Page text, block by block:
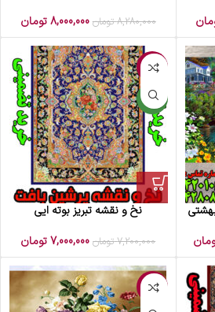
8,280,000 تومان 8,000,000 تومان
-3%
جدید
نخ و نقشه تبریز بوته ایی
7,200,000 تومان 7,000,000 تومان
-6%